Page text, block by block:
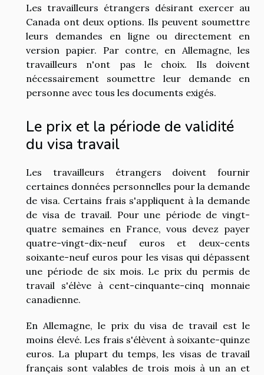
Les travailleurs étrangers désirant exercer au
Canada ont deux options. Ils peuvent soumettre
leurs demandes en ligne ou directement en
version papier. Par contre, en Allemagne, les
travailleurs n'ont pas le choix. Ils doivent
nécessairement soumettre leur demande en
personne avec tous les documents exigés.
Le prix et la période de validité
du visa travail
Les travailleurs étrangers doivent fournir
certaines données personnelles pour la demande
de visa. Certains frais s'appliquent à la demande
de visa de travail. Pour une période de vingt-
quatre semaines en France, vous devez payer
quatre-vingt-dix-neuf euros et deux-cents
soixante-neuf euros pour les visas qui dépassent
une période de six mois. Le prix du permis de
travail s'élève à cent-cinquante-cinq monnaie
canadienne.
En Allemagne, le prix du visa de travail est le
moins élevé. Les frais s'élèvent à soixante-quinze
euros. La plupart du temps, les visas de travail
français sont valables de trois mois à un an et